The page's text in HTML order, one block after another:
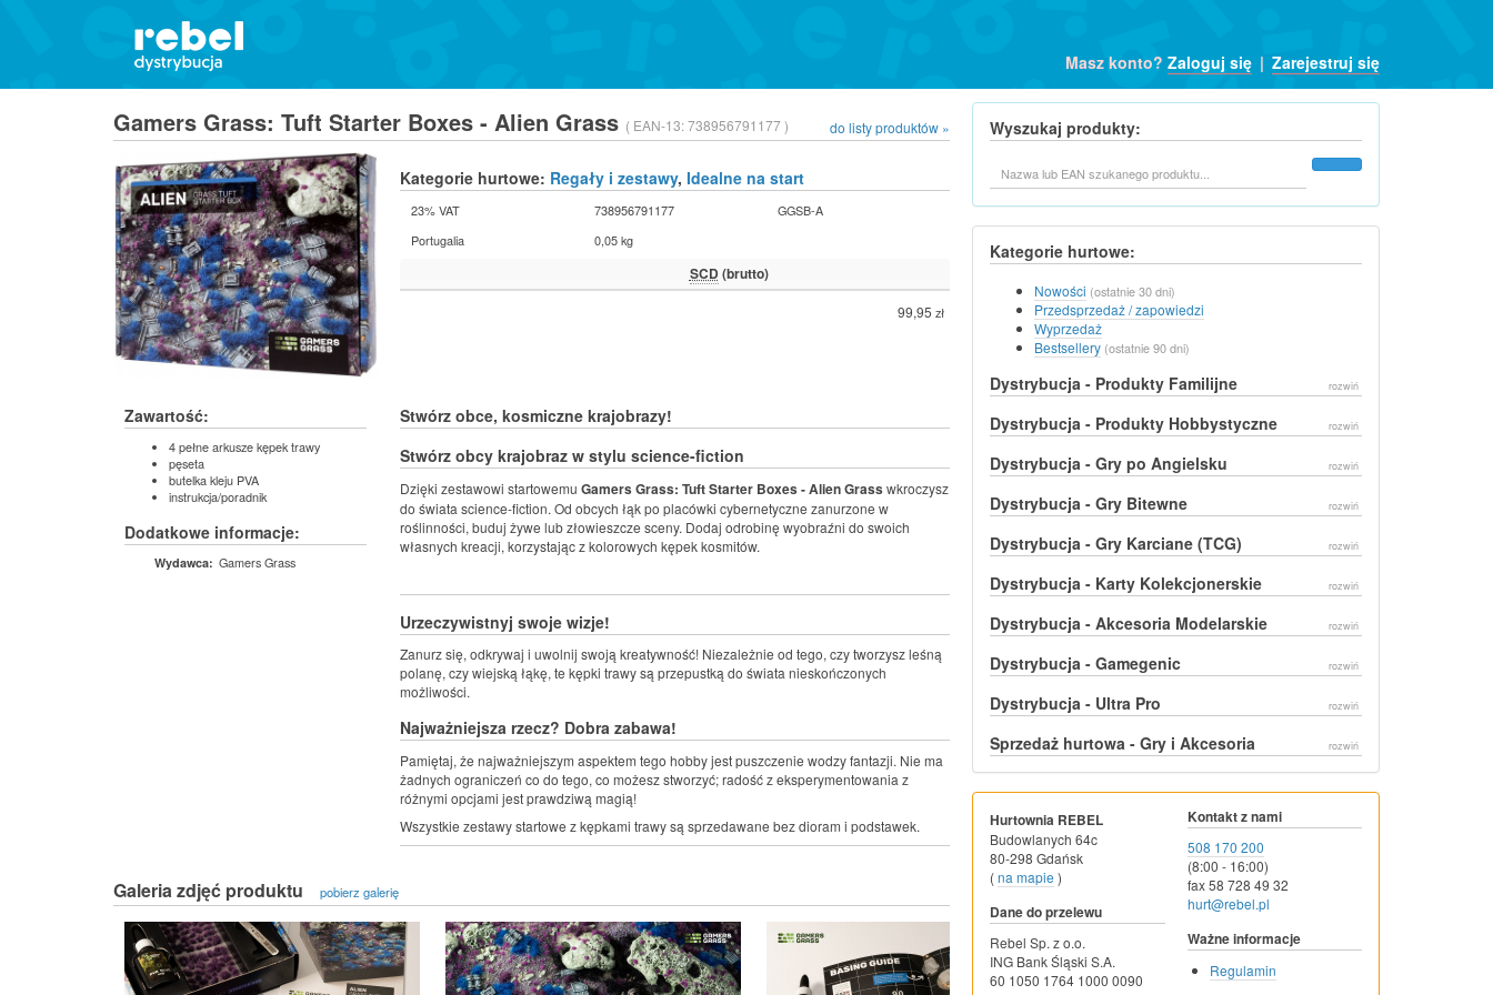
Masz konto? Zaloguj się | Zarejestruj się
Gamers Grass: Tuft Starter Boxes - Alien Grass ( EAN-13:738956791177 ) do listy produktów »
Kategorie hurtowe: Regały i zestawy, Idealne na start
23% VAT 738956791177
GGSB-A
Portugalia
0,05 kg
SCD (brutto)
99,95 zł
Zawartość:
4 pełne arkusze kępek trawy
pęseta
butelka kleju PVA
instrukcja/poradnik
Dodatkowe informacje:
Wydawca: Gamers Grass
Stwórz obce, kosmiczne krajobrazy!
Stwórz obcy krajobraz w stylu science-fiction
Dzięki zestawowi startowemu Gamers Grass: Tuft Starter Boxes - Alien Grass wkroczysz
do świata science-fiction. Od obcych łąk po placówki cybernetyczne zanurzone w
roślinności, buduj żywe lub złowieszcze sceny. Dodaj odrobinę wyobraźni do swoich
własnych kreacji, korzystając z kolorowych kępek kosmitów.
Urzeczywistnyj swoje wizje!
Zanurz się, odkrywaj i uwolnij swoją kreatywność! Niezależnie od tego, czy tworzysz leśną
polanę, czy wiejską łąkę, te kępki trawy są przepustką do świata nieskończonych
możliwości.
Najważniejsza rzecz? Dobra zabawa!
Pamiętaj, że najważniejszym aspektem tego hobby jest puszczenie wodzy fantazji. Nie ma
żadnych ograniczeń co do tego, co możesz stworzyć; radość z eksperymentowania z
różnymi opcjami jest prawdziwą magią!
Wszystkie zestawy startowe z kępkami trawy są sprzedawane bez dioram i podstawek.
Galeria zdjęć produktu pobierz galerię
Wyszukaj produkty:
Kategorie hurtowe:
Nowości (ostatnie 30 dni)
Przedsprzedaż / zapowiedzi
Wyprzedaż
Bestsellery (ostatnie 90 dni)
Dystrybucja - Produkty Familijne rozwiń
Dystrybucja - Produkty Hobbystyczne rozwiń
Dystrybucja - Gry po Angielsku rozwiń
Dystrybucja - Gry Bitewne rozwiń
Dystrybucja - Gry Karciane (TCG) rozwiń
Dystrybucja - Karty Kolekcjonerskie rozwiń
Dystrybucja - Akcesoria Modelarskie rozwiń
Dystrybucja - Gamegenic rozwiń
Dystrybucja - Ultra Pro rozwiń
Sprzedaż hurtowa - Gry i Akcesoria rozwiń
Hurtownia REBEL
Budowlanych 64c
80-298 Gdańsk
(na mapie )
Dane do przelewu
Rebel Sp. z o.o.
ING Bank Śląski S.A.
60 1050 1764 1000 0090
Kontakt z nami
508 170 200
(8:00 - 16:00)
fax 58 728 49 32
hurt@rebel.pl
Ważne informacje
Regulamin